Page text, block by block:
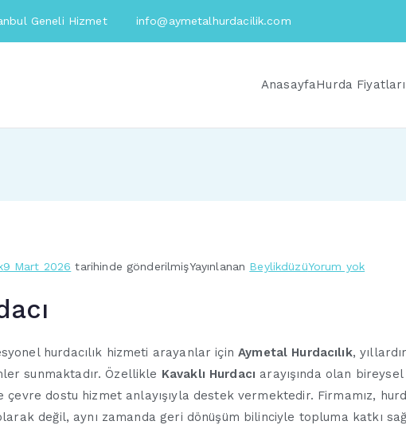
Geneli Hizmet info@aymetalhurdacilik.com
AnasayfaHurda Fiyatları
9 Mart 2026 tarihinde gönderilmişYayınlanan BeylikdüzüYorum yokKavaklı
hurdacılık hizmeti arayanlar içinAymetal Hurdacılık,
sunmaktadır. Özellikle Kavaklı Hurdacı arayışında olan
çevre dostu hizmet anlayışıyla destek vermektedir. Firmamız,
değil, aynı zamanda geri dönüşüm bilinciyle topluma katkı